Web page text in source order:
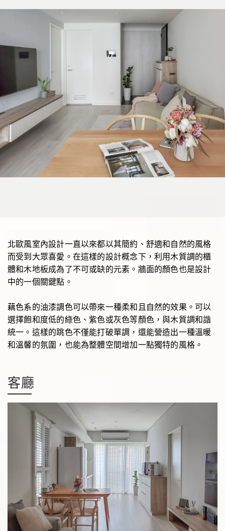
北歐風室內設計一直以來都以其簡約、舒適和自然的風格
而受到大眾喜愛。在這樣的設計概念下，利用木質調的櫃
體和木地板成為了不可或缺的元素。牆面的顏色也是設計
中的一個關鍵點。
藕色系的油漆調色可以帶來一種柔和且自然的效果。可以
選擇飽和度低的綠色、紫色或灰色等顏色，與木質調和諧
統一。這樣的跳色不僅能打破單調，還能營造出一種溫暖
和溫馨的氛圍，也能為整體空間增加一點獨特的風格。
客廳